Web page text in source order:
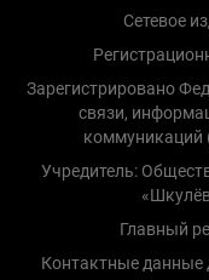
Сетевое
Зарегистрировано
связи,
коммуникаций
Учредитель:
Главный
Контактные данные